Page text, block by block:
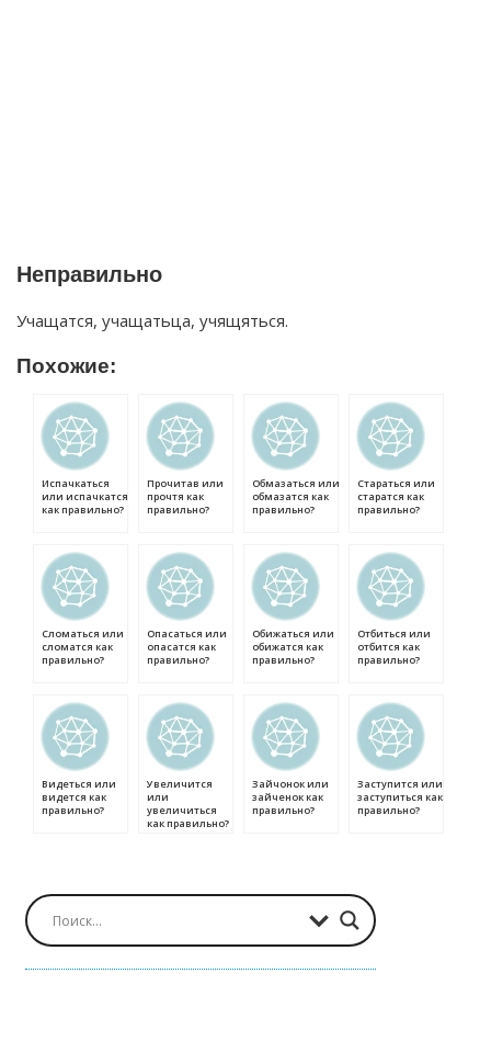
Неправильно
Учащатся, учащатьца, учящяться.
Похожие:
Испачкаться
или испачкатся
как правильно?
Прочитав или
прочтя как
правильно?
Обмазаться или
обмазатся как
правильно?
Стараться или
старатся как
правильно?
Сломаться или
сломатся как
правильно?
Опасаться или
опасатся как
правильно?
Обижаться или
обижатся как
правильно?
Отбиться или
отбится как
правильно?
Видеться или
видется как
правильно?
Увеличится
или
увеличиться
как правильно?
Зайчонок или
зайченок как
правильно?
Заступится или
заступиться как
правильно?